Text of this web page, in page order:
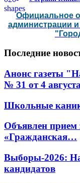
Официальное
администрации и
Последние
Анонс газеты
№ 31 от 4
Школьные
Объявлен прием
«Гражданская…
Выборы-2026:
кандидатов